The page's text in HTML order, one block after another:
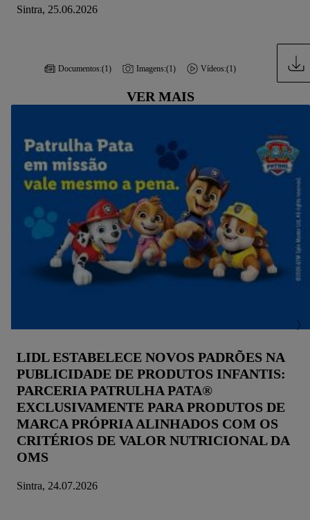
Sintra, 25.06.2026
Documentos:(1) Imagens:(1) Vídeos:(1)
VER MAIS
LIDL ESTABELECE NOVOS PADRÕES NA
PUBLICIDADE DE PRODUTOS INFANTIS:
PARCERIA PATRULHA PATA®
EXCLUSIVAMENTE PARA PRODUTOS DE
MARCA PRÓPRIA ALINHADOS COM OS
CRITÉRIOS DE VALOR NUTRICIONAL DA
OMS
Sintra, 24.07.2026